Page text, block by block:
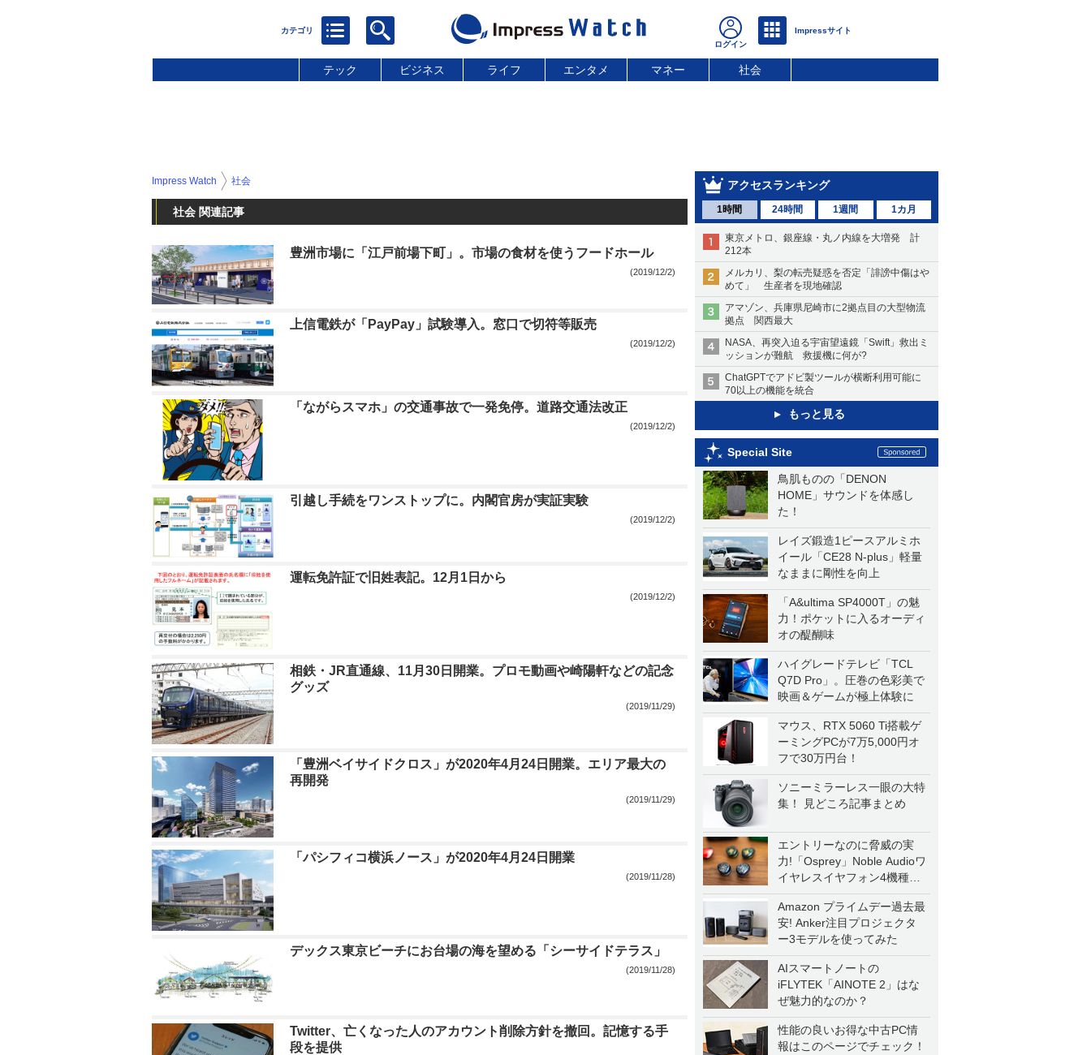
テック ビジネス ライフ エンタメ マネー 社会
アクセスランキング
1時間 24時間 1週間 1カ月
東京メトロ、銀座線・丸ノ内線を大増発 計
212本
メルカリ、梨の転売疑惑を否定「誹謗中傷はや
めて」 生産者を現地確認
アマゾン、兵庫県尼崎市に2拠点目の大型物流
拠点 関西最大
NASA、再突入迫る宇宙望遠鏡「Swift」救出ミ
ッションが難航 救援機に何が?
ChatGPTでアドビ製ツールが横断利用可能に
70以上の機能を統合
もっと見る
Special Site
鳥肌ものの「DENON
HOME」サウンドを体感し
た！
レイズ鍛造1ピースアルミホ
イール「CE28 N-plus」軽量
なままに剛性を向上
「A&ultima SP4000T」の魅
力！ポケットに入るオーディ
オの醍醐味
ハイグレードテレビ「TCL
Q7D Pro」。圧巻の色彩美で
映画＆ゲームが極上体験に
マウス、RTX 5060 Ti搭載ゲ
ーミングPCが7万5,000円オ
フで30万円台！
ソニーミラーレス一眼の大特
集！ 見どころ記事まとめ
エントリーなのに脅威の実
力!「Osprey」Noble Audioワ
イヤレスイヤフォン4機種を
一気に聴く
Amazon プライムデー過去最
安! Anker注目プロジェクタ
ー3モデルを使ってみた
AIスマートノートの
iFLYTEK「AINOTE 2」はな
ぜ魅力的なのか？
性能の良いお得な中古PC情
報はこのページでチェック！
Impress Watch 社会
社会 関連記事
豊洲市場に「江戸前場下町」。市場の食材を使うフードホール
(2019/12/2)
上信電鉄が「PayPay」試験導入。窓口で切符等販売
(2019/12/2)
「ながらスマホ」の交通事故で一発免停。道路交通法改正
(2019/12/2)
引越し手続をワンストップに。内閣官房が実証実験
(2019/12/2)
運転免許証で旧姓表記。12月1日から
(2019/12/2)
相鉄・JR直通線、11月30日開業。プロモ動画や崎陽軒などの記念
グッズ
(2019/11/29)
「豊洲ベイサイドクロス」が2020年4月24日開業。エリア最大の
再開発
(2019/11/29)
「パシフィコ横浜ノース」が2020年4月24日開業
(2019/11/28)
デックス東京ビーチにお台場の海を望める「シーサイドテラス」
(2019/11/28)
Twitter、亡くなった人のアカウント削除方針を撤回。記憶する手
段を提供